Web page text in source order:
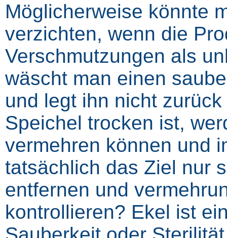
Möglicherweise könnte
verzichten, wenn die
Verschmutzungen als
wäscht man einen
und legt ihn nicht
Speichel trocken ist,
vermehren können und
tatsächlich das Ziel nur
entfernen und
kontrollieren? Ekel ist